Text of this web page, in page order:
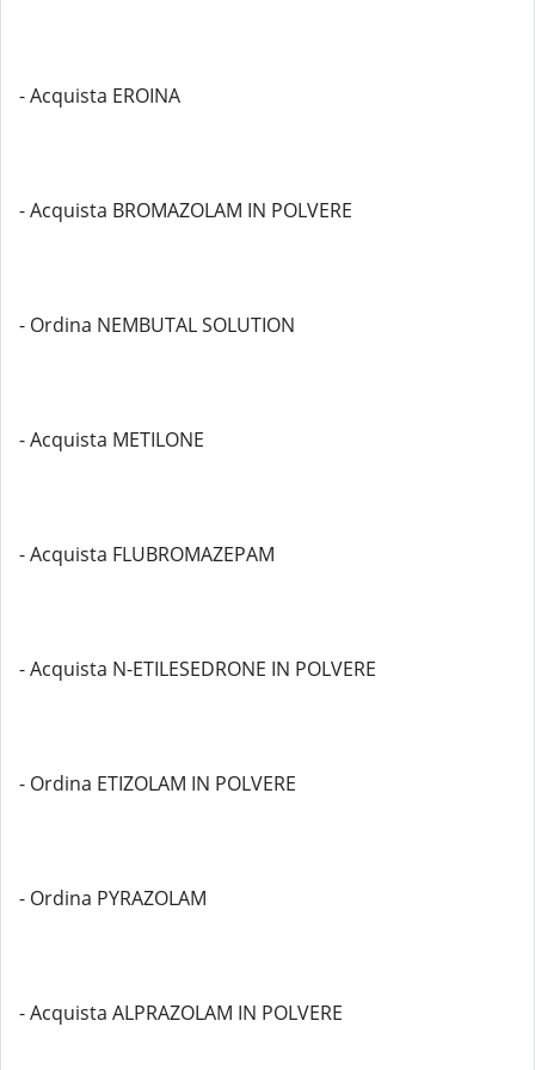
- Acquista EROINA
- Acquista BROMAZOLAM IN POLVERE
- Ordina NEMBUTAL SOLUTION
- Acquista METILONE
- Acquista FLUBROMAZEPAM
- Acquista N-ETILESEDRONE IN POLVERE
- Ordina ETIZOLAM IN POLVERE
- Ordina PYRAZOLAM
- Acquista ALPRAZOLAM IN POLVERE